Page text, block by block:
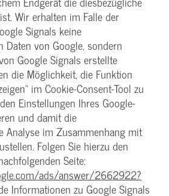
Wir erhalten im Falle der
Signals keine
Daten von Google, sondern
Google Signals erstellte
die Möglichkeit, die Funktion
im Cookie-Consent-Tool zu
Einstellungen Ihres Google-
und damit die
Analyse im Zusammenhang mit
Folgen Sie hierzu den
Seite:
ads/answer/2662922?
Informationen zu Google Signals